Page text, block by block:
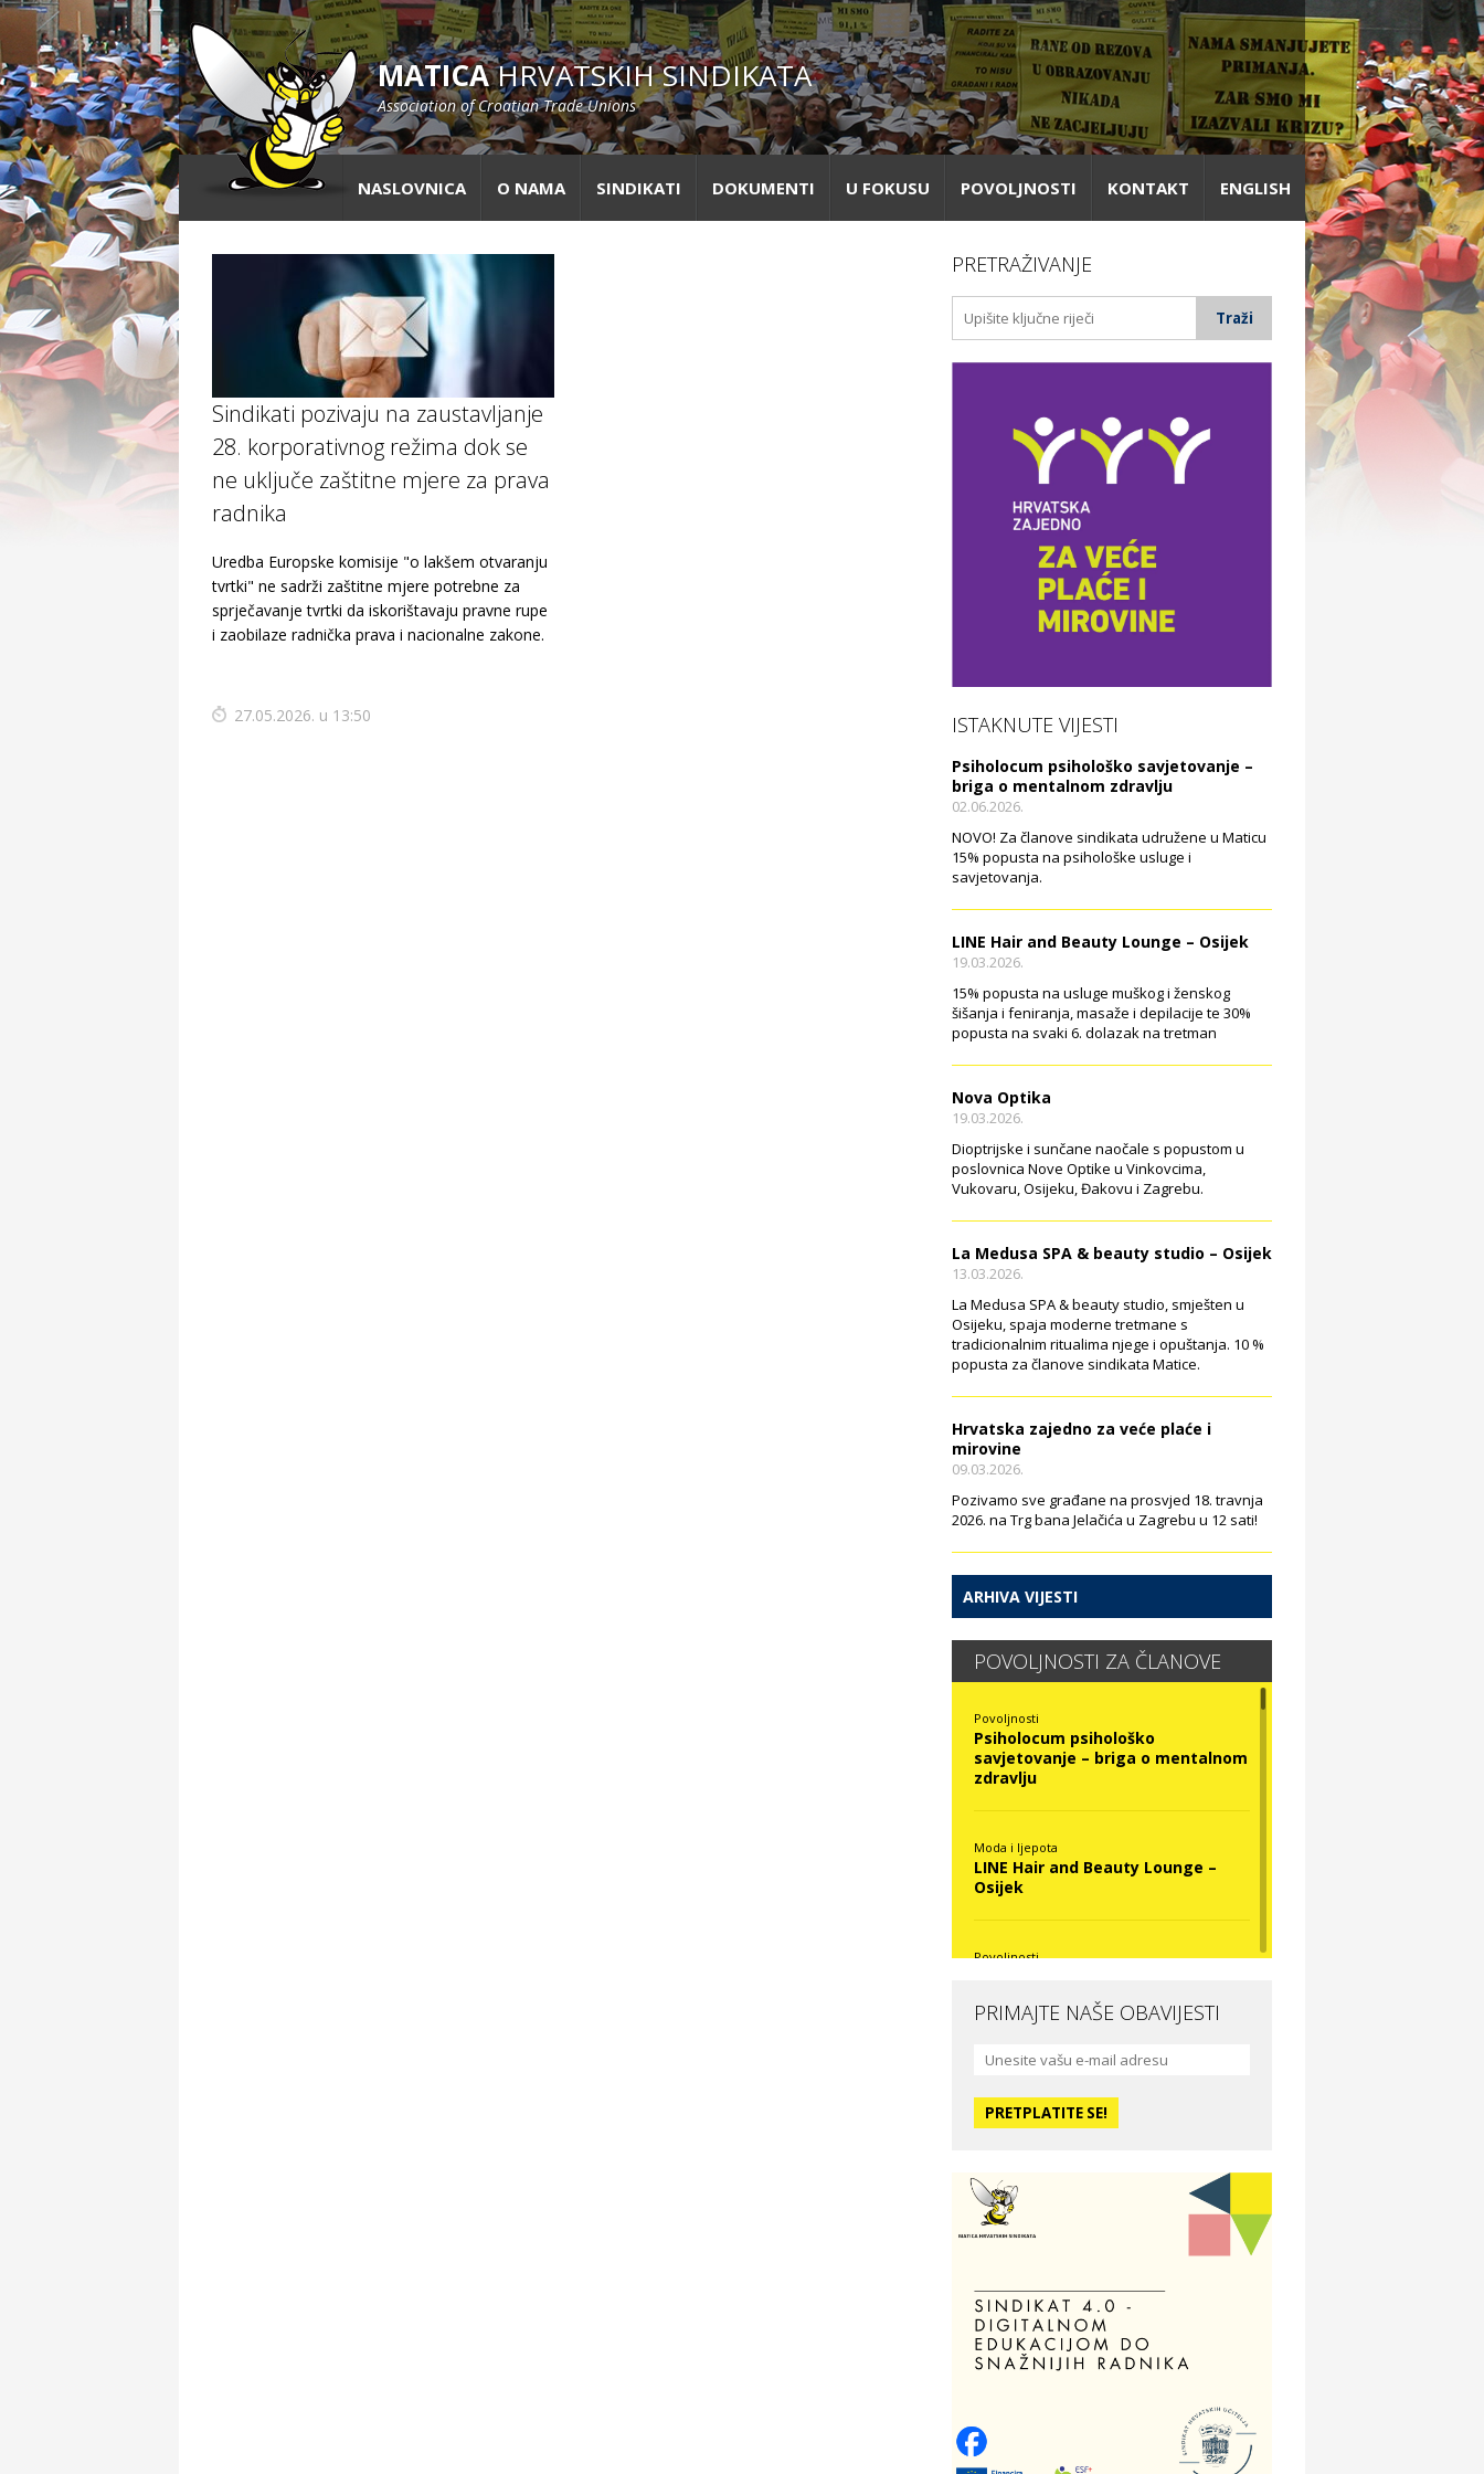
MATICAHRVATSKIH SINDIKATA
Association of Croatian Trade Unions
NASLOVNICA O NAMA SINDIKATI DOKUMENTI U FOKUSU POVOLJNOSTI KONTAKT ENGLISH
Sindikati pozivaju na zaustavljanje
28. korporativnog režima dok se
ne uključe zaštitne mjere za prava
radnika
Uredba Europske komisije "o lakšem otvaranju
tvrtki" ne sadrži zaštitne mjere potrebne za
sprječavanje tvrtki da iskorištavaju pravne rupe
i zaobilaze radnička prava i nacionalne zakone.
27.05.2026. u 13:50
PRETRAŽIVANJE
ISTAKNUTE VIJESTI
Psiholocum psihološko savjetovanje –
briga o mentalnom zdravlju
02.06.2026.
NOVO! Za članove sindikata udružene u Maticu
15% popusta na psihološke usluge i
savjetovanja.
LINE Hair and Beauty Lounge – Osijek
19.03.2026.
15% popusta na usluge muškog i ženskog
šišanja i feniranja, masaže i depilacije te 30%
popusta na svaki 6. dolazak na tretman
Nova Optika
19.03.2026.
Dioptrijske i sunčane naočale s popustom u
poslovnica Nove Optike u Vinkovcima,
Vukovaru, Osijeku, Đakovu i Zagrebu.
La Medusa SPA & beauty studio – Osijek
13.03.2026.
La Medusa SPA & beauty studio, smješten u
Osijeku, spaja moderne tretmane s
tradicionalnim ritualima njege i opuštanja. 10 %
popusta za članove sindikata Matice.
Hrvatska zajedno za veće plaće i
mirovine
09.03.2026.
Pozivamo sve građane na prosvjed 18. travnja
2026. na Trg bana Jelačića u Zagrebu u 12 sati!
ARHIVA VIJESTI
POVOLJNOSTI ZA ČLANOVE
Povoljnosti
Psiholocum psihološko
savjetovanje – briga o mentalnom
zdravlju
Moda i ljepota
LINE Hair and Beauty Lounge –
Osijek
Povoljnosti
La Medusa SPA & beauty studio –
Hotel Vila Ružica Crikvenica
Odmor
Villa Baranja – popust na smještaj
Povoljnosti
Optika Adrialeće – online i fizičke
optike
PRIMAJTE NAŠE OBAVIJESTI